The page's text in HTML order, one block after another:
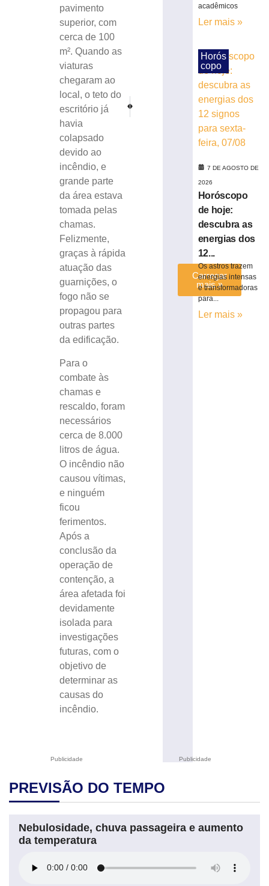
Publicidade
pavimento
superior, com
cerca de 100
m². Quando as
viaturas
chegaram ao
local, o teto do
escritório já
havia
colapsado
devido ao
incêndio, e
grande parte
da área estava
tomada pelas
chamas.
Felizmente,
graças à rápida
atuação das
guarnições, o
fogo não se
propagou para
outras partes
da edificação.
Para o
combate às
chamas e
rescaldo, foram
necessários
cerca de 8.000
litros de água.
O incêndio não
causou vítimas,
e ninguém
ficou
ferimentos.
Após a
conclusão da
operação de
contenção, a
área afetada foi
devidamente
isolada para
investigações
futuras, com o
objetivo de
determinar as
causas do
incêndio.
Após denúncia anônima, Polícia Militar
Colisão entre moto e caminhão deixa motociclista
Colisão
entre
veículos
mobiliza
GTB
bairro
Santa
agosto
Carregar
mais »
Publicidade
acadêmicos
Ler mais »
Horós
copo
7 DE AGOSTO DE
2026
Horóscopo
de hoje:
descubra as
energias dos
12...
Os astros trazem
energias intensas
e transformadoras
para...
Ler mais »
PREVISÃO DO TEMPO
Nebulosidade, chuva passageira e aumento
da temperatura